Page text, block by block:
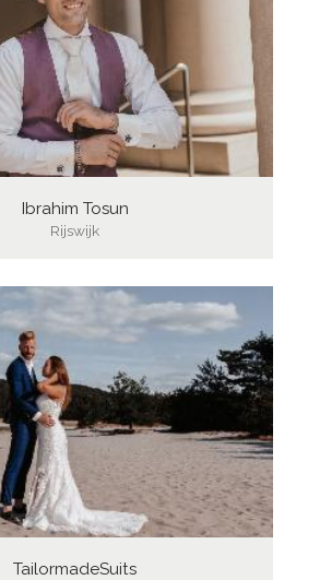
Ibrahim Tosun
Rijswijk
TailormadeSuits